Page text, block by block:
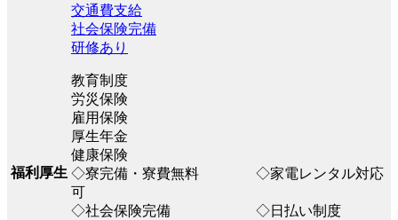
福利厚生
交通費支給
社会保険完備
研修あり
教育制度
労災保険
雇用保険
厚生年金
健康保険
◇寮完備・寮費無料 ◇家電レンタル対応
可
◇社会保険完備 ◇日払い制度